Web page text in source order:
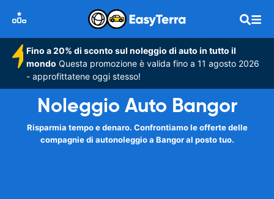
Fino a 20% di sconto sul noleggio di auto in tutto il
mondo Questa promozione è valida fino a 11 agosto 2026
- approfittatene oggi stesso!
Noleggio Auto Bangor
Risparmia tempo e denaro. Confrontiamo le offerte delle
compagnie di autonoleggio a Bangor al posto tuo.